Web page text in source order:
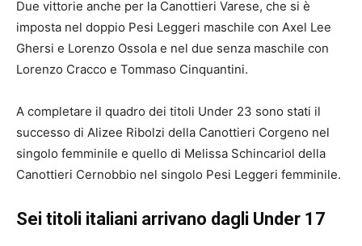
Due vittorie anche per la Canottieri Varese, che si è
imposta nel doppio Pesi Leggeri maschile con Axel Lee
Ghersi e Lorenzo Ossola e nel due senza maschile con
Lorenzo Cracco e Tommaso Cinquantini.
A completare il quadro dei titoli Under 23 sono stati il
successo di Alizee Ribolzi della Canottieri Corgeno nel
singolo femminile e quello di Melissa Schincariol della
Canottieri Cernobbio nel singolo Pesi Leggeri femminile.
Sei titoli italiani arrivano dagli Under 17